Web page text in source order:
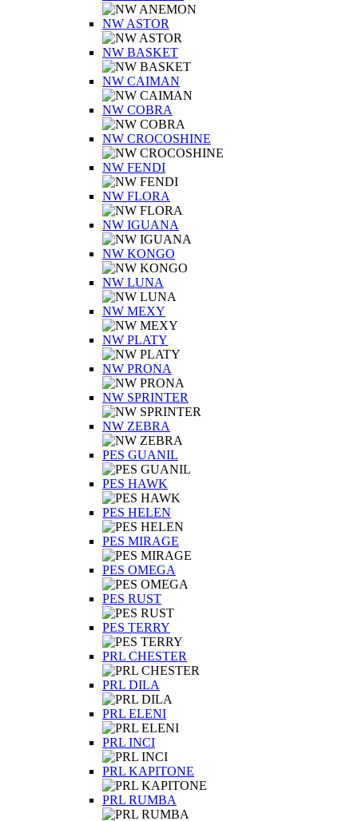
NW ASTOR
NW BASKET
NW CAIMAN
NW COBRA
NW CROCOSHINE
NW FENDI
NW FLORA
NW IGUANA
NW KONGO
NW LUNA
NW MEXY
NW PLATY
NW PRONA
NW SPRINTER
NW ZEBRA
PES GUANIL
PES HAWK
PES HELEN
PES MIRAGE
PES OMEGA
PES RUST
PES TERRY
PRL CHESTER
PRL DILA
PRL ELENI
PRL INCI
PRL KAPITONE
PRL RUMBA